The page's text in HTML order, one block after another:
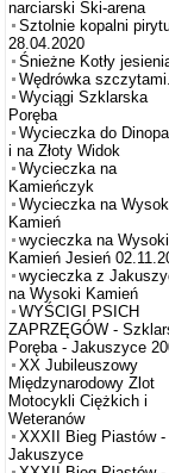
narciarski Ski-arena
Sztolnie kopalni
28.04.2020
Śnieżne Kotły
Wędrówka szczytami.
Wyciągi Szklarska
Poręba
Wycieczka do
i na Złoty Widok
Wycieczka na
Kamieńczyk
Wycieczka na
Kamień
wycieczka na Wysoki
Kamień Jesień
wycieczka z
na Wysoki Kamień
WYŚCIGI PSICH
ZAPRZĘGÓW -
Poręba - Jakuszyce
XX Jubileuszowy
Międzynarodowy Zlot
Motocykli Ciężkich i
Weteranów
XXXII Bieg Piastów -
Jakuszyce